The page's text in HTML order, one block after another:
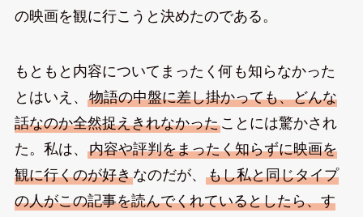
の映画を観に行こうと決めたのである。
もともと内容についてまったく何も知らなかった
とはいえ、 物語の中盤に差し掛かっても、どんな
話なのか全然捉えきれなかったことには驚かされ
た。私は、 内容や評判をまったく知らずに映画を
観に行くのが好きなのだが、 もし私と同じタイプ
の人がこの記事を読んでくれているとしたら、す